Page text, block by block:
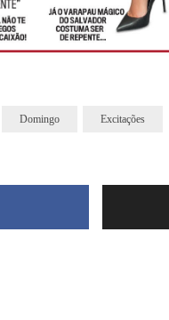
Domingo Excitações